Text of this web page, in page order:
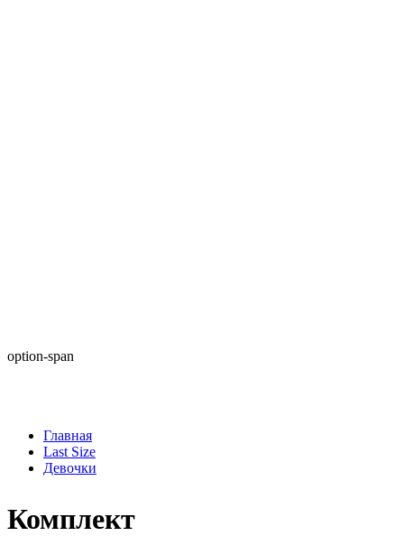
option-span
Главная
Last Size
Девочки
Комплект